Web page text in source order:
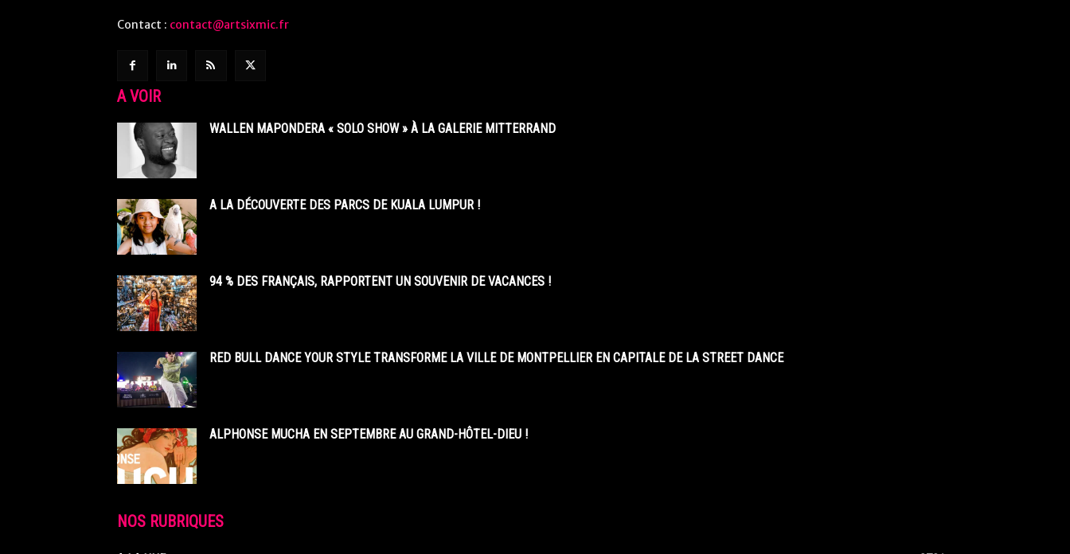
Contact : contact@artsixmic.fr
A VOIR
WALLEN MAPONDERA « SOLO SHOW » À LA GALERIE MITTERRAND
A LA DÉCOUVERTE DES PARCS DE KUALA LUMPUR !
94 % DES FRANÇAIS, RAPPORTENT UN SOUVENIR DE VACANCES !
RED BULL DANCE YOUR STYLE TRANSFORME LA VILLE DE MONTPELLIER EN CAPITALE DE LA STREET DANCE
ALPHONSE MUCHA EN SEPTEMBRE AU GRAND-HÔTEL-DIEU !
NOS RUBRIQUES